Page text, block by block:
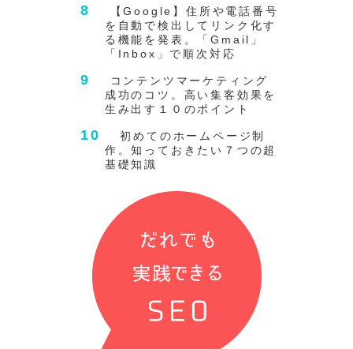
【Google】住所や電話番号
を自動で検出してリンク化す
る機能を発表。「Gmail」
「Inbox」で順次対応
コンテンツマーケティング
成功のコツ。高い集客効果を
生み出す１０のポイント
初めてのホームページ制
作。知っておきたい７つの超
基礎知識